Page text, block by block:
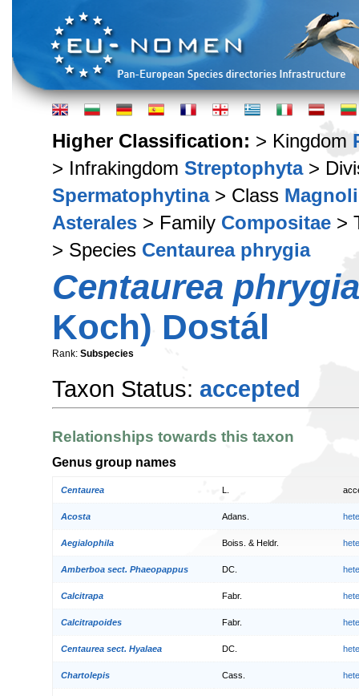
Higher Classification: > Kingdom
> Infrakingdom Streptophyta>
Spermatophytina> Class
Asterales > Family Compositae >
> Species Centaurea phrygia
Centaurea phrygia
Koch) Dostál
Rank: Subspecies
Taxon Status: accepted
Relationships towards this taxon
Genus group names
Centaurea
Acosta Adans.
Aegialophila Boiss. & Heldr.
Amberboa sect. Phaeopappus DC.
Calcitrapa Fabr.
Calcitrapoides Fabr.
Centaurea sect. Hyalaea DC.
Chartolepis Cass.